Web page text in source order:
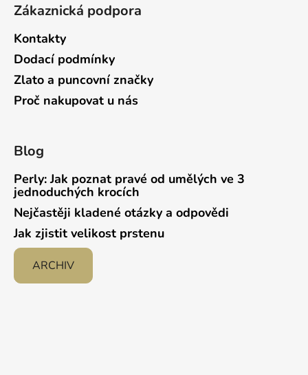
Zákaznická podpora
Kontakty
Dodací podmínky
Zlato a puncovní značky
Proč nakupovat u nás
Blog
Perly: Jak poznat pravé od umělých ve 3
jednoduchých krocích
Nejčastěji kladené otázky a odpovědi
Jak zjistit velikost prstenu
ARCHIV